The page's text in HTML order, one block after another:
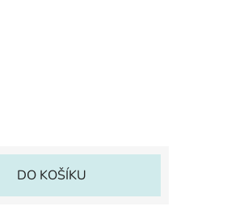
DO KOŠÍKU